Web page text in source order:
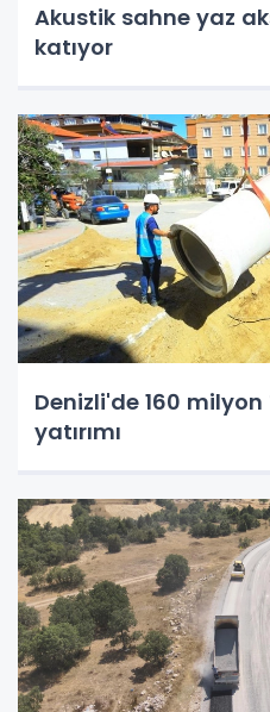
Akustik sahne yaz
katıyor
Denizli'de 160 milyon
yatırımı